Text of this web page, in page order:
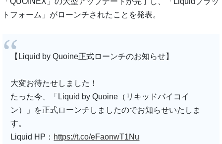
トフォーム」がローンチされたことを発表。
【Liquid by Quoine正式ローンチのお知らせ】
大変お待たせしました！
たった今、「Liquid by Quoine（リキッドバイコイ
ン）」を正式ローンチしましたのでお知らせいたしま
す。
Liquid HP： https://t.co/eFaonwT1Nu